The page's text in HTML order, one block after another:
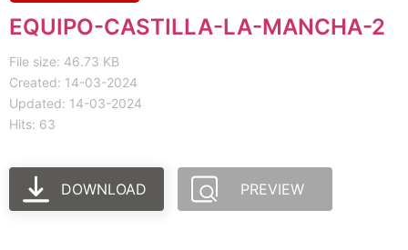
EQUIPO-CASTILLA-LA-MANCHA-2
File size: 46.73 KB
Created: 14-03-2024
Updated: 14-03-2024
Hits: 63
DOWNLOAD PREVIEW